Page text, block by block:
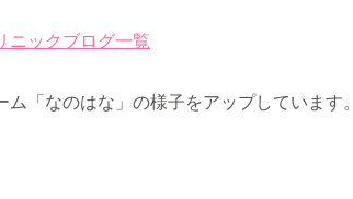
ニックブログ一覧
ム「なのはな」の様子をアップしています。